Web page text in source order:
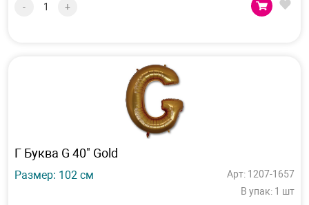
- +
Г Буква G 40" Gold
Размер: 102 см
Арт: 1207-1657
В упак: 1 шт